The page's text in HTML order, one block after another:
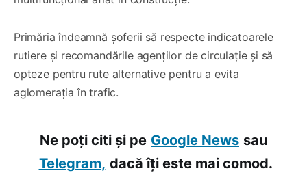
Primăria îndeamnă șoferii să respecte indicatoarele
rutiere și recomandările agenților de circulație și să
opteze pentru rute alternative pentru a evita
aglomerația în trafic.
Ne poți citi și pe Google News sau
Telegram, dacă îți este mai comod.